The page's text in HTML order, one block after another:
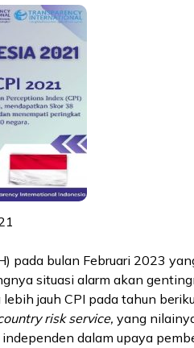
pada bulan Februari 2023
situasi alarm akan
jauh CPI pada tahun
risk service, yang
dalam upaya